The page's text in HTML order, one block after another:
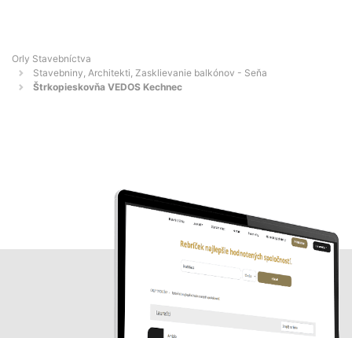
Orly Stavebníctva
Stavebniny, Architekti, Zasklievanie balkónov - Seňa
Štrkopieskovňa VEDOS Kechnec